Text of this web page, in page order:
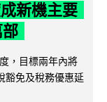
新機主要
，目標兩年內將
豁免及稅務優惠延